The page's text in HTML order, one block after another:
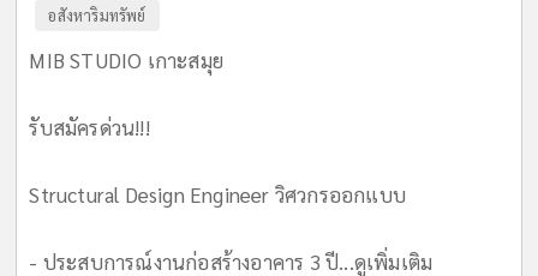
อสังหาริมทรัพย์
MIB STUDIO เกาะสมุย
รับสมัครด่วน!!!
Structural Design Engineer วิศวกรออกแบบ
- ประสบการณ์งานก่อสร้างอาคาร 3 ปี...ดูเพิ่มเติม